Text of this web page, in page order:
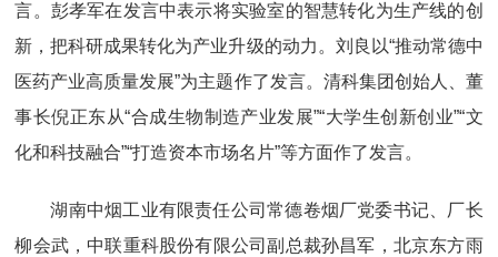
言。彭孝军在发言中表示将实验室的智慧转化为生产线的创
新，把科研成果转化为产业升级的动力。刘良以“推动常德中
医药产业高质量发展”为主题作了发言。清科集团创始人、董
事长倪正东从“合成生物制造产业发展”“大学生创新创业”“文
化和科技融合”“打造资本市场名片”等方面作了发言。
湖南中烟工业有限责任公司常德卷烟厂党委书记、厂长
柳会武，中联重科股份有限公司副总裁孙昌军，北京东方雨